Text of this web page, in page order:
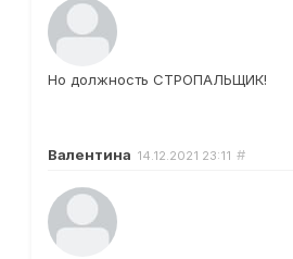
Но должность СТРОПАЛЬЩИК!
Валентина 14.12.2021 23:11 #